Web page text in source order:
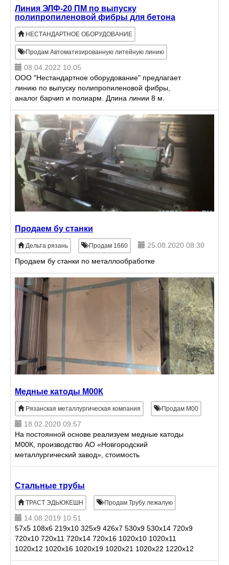
Линия ЭЛФ-20 ПМ по выпуску
полипропиленовой фибры для бетона
НЕСТАНДАРТНОЕ ОБОРУДОВАНИЕ
Продам Автоматизированную литейную линию
08.04.2022 10:05
ООО "Нестандартное оборудование" предлагает
линию по выпуску полипропиленовой фибры,
аналог барчип и полиарм. Длина линии 8 м.
Мощность 10 кВт. Производительность 20 кг/ч.
Продаем бу станки
Дельта рязань Продам 1660
25.08.2020 08:30
Продаем бу станки по металлообработке
Медные катоды М00К
Рязанская металлургическая компания Продам М00
18.02.2020 09:57
На постоянной основе реализуем медные катоды
М00К, производство АО «Новгородский
металлургический завод», стоимость
рассчитываться от объёма. Погрузка г. Рязань, г.
Стальные трубы
ТРАСТ ЭДЬЮКЕШН Продам Трубу лежалую
14.08.2019 10:51
57x5 108x6 219x10 325x9 426x7 530x9 530x14 720x9
720x10 720x11 720x14 720x16 1020x10 1020x11
1020x12 1020x16 1020x19 1020x21 1020x22 1220x12
1220x12.4 1220x14 1220x16 1220x17.8 1220x18